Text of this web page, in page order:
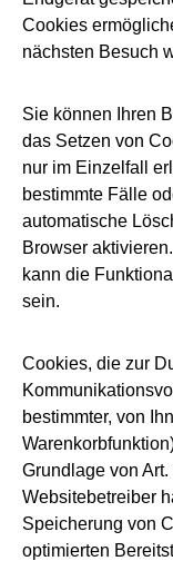
Cookies
nächsten Besuch
Sie können Ihren
das Setzen von
nur im Einzelfall
bestimmte Fälle
automatische
Browser
kann die
sein.
Cookies, die zur
bestimmter, von
Grundlage von
Websitebetreiber
Speicherung von
optimierten